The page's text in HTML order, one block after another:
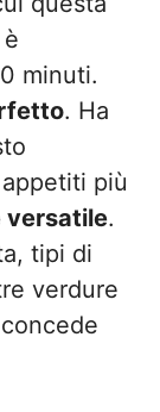
minuti.
. Ha
più
versatile.
tipi di
verdure